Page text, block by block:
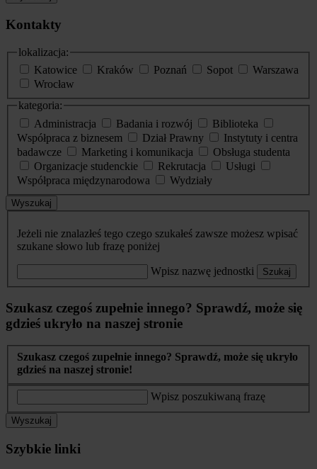
Kontakty
lokalizacja:
Katowice
Kraków Poznań Sopot
Warszawa
Wrocław
kategoria:
Administracja
Badania i rozwój
Biblioteka
Współpraca z biznesem
Dział Prawny
Instytuty i centra
badawcze
Marketing i komunikacja
Obsługa studenta
Organizacje studenckie
Rekrutacja
Usługi
Współpraca międzynarodowa
Wydziały
Wyszukaj
Jeżeli nie znalazłeś tego czego szukałeś zawsze możesz wpisać
szukane słowo lub frazę poniżej
Wpisz nazwę jednostki Szukaj
Szukasz czegoś zupełnie innego? Sprawdź, może się
gdzieś ukryło na naszej stronie
Szukasz czegoś zupełnie innego? Sprawdź, może się ukryło
gdzieś na naszej stronie!
Wpisz poszukiwaną frazę
Wyszukaj
Szybkie linki